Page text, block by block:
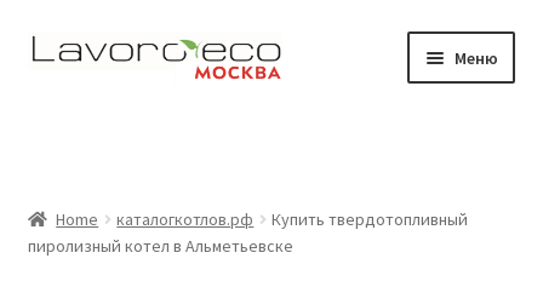
Перейти
Перейти
Меню
Где работают наши котлы
Home каталогкотлов.рф
Купить твердотопливный
пиролизный котел в Альметьевске